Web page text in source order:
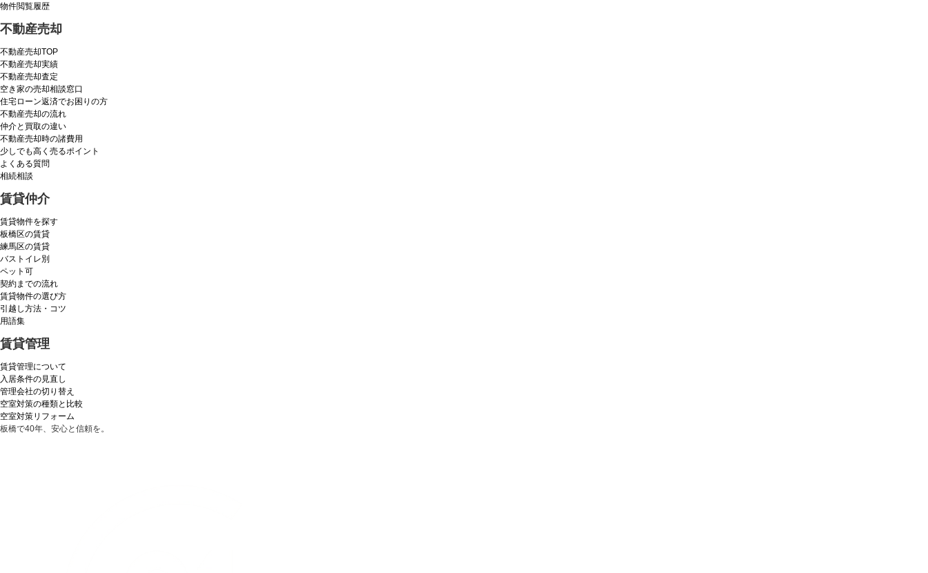
物件閲覧履歴
不動産売却
不動産売却TOP
不動産売却実績
不動産売却査定
空き家の売却相談窓口
住宅ローン返済でお困りの方
不動産売却の流れ
仲介と買取の違い
不動産売却時の諸費用
少しでも高く売るポイント
よくある質問
相続相談
賃貸仲介
賃貸物件を探す
板橋区の賃貸
練馬区の賃貸
バストイレ別
ペット可
契約までの流れ
賃貸物件の選び方
引越し方法・コツ
用語集
賃貸管理
賃貸管理について
入居条件の見直し
管理会社の切り替え
空室対策の種類と比較
空室対策リフォーム
板橋で40年、安心と信頼を。